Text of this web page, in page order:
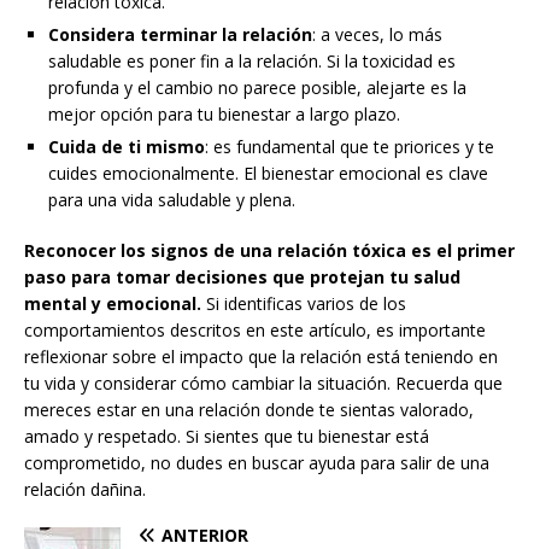
Considera terminar la relación: a veces, lo más
saludable es poner fin a la relación. Si la toxicidad es
profunda y el cambio no parece posible, alejarte es la
mejor opción para tu bienestar a largo plazo.
Cuida de ti mismo: es fundamental que te priorices y te
cuides emocionalmente. El bienestar emocional es clave
para una vida saludable y plena.
Reconocer los signos de una relación tóxica es el primer
paso para tomar decisiones que protejan tu salud
mental y emocional. Si identificas varios de los
comportamientos descritos en este artículo, es importante
reflexionar sobre el impacto que la relación está teniendo en
tu vida y considerar cómo cambiar la situación. Recuerda que
mereces estar en una relación donde te sientas valorado,
amado y respetado. Si sientes que tu bienestar está
comprometido, no dudes en buscar ayuda para salir de una
relación dañina.
ANTERIOR